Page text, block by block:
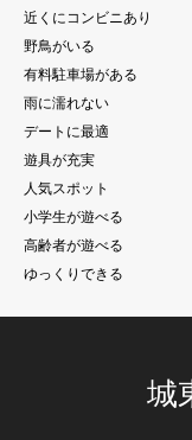
近くにコンビニあり
野鳥がいる
有料駐車場がある
雨に濡れない
デートに最適
遊具が充実
人気スポット
小学生が遊べる
高齢者が遊べる
ゆっくりできる
城